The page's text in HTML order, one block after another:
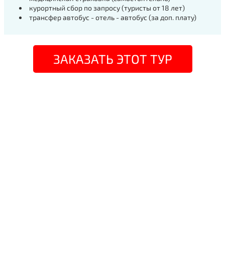
курортный сбор по запросу (туристы от 18 лет)
трансфер автобус - отель - автобус (за доп. плату)
ЗАКАЗАТЬ ЭТОТ ТУР